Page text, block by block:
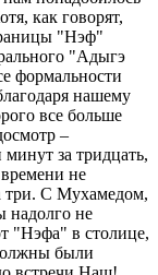
как говорят,
"Нэф"
"Адыгэ
формальности
нашему
все больше
–
за тридцать,
времени не
три. С Мухамедом,
надолго не
"Нэфа" в столице,
были